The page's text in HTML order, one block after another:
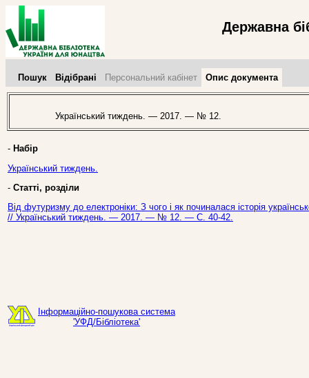
Державна
Пошук Відібрані Персональний кабінет Опис документа
Український тиждень. — 2017. — № 12.
- Набір
Український тиждень.
- Статті, розділи
Від футуризму до електроніки: З чого і як починалася історія
// Український тиждень. — 2017. — № 12. — С. 40-42.
Інформаційно-пошукова система
'УФД/Бібліотека'